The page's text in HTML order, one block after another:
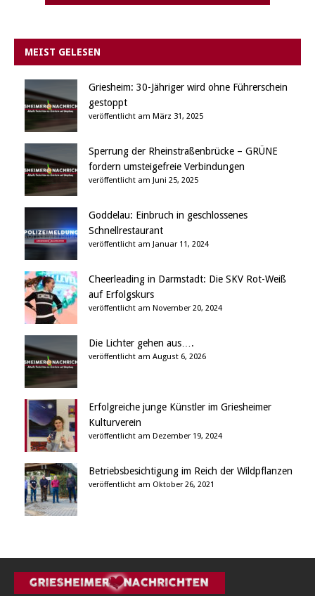
MEIST GELESEN
Griesheim: 30-Jähriger wird ohne Führerschein
gestoppt
veröffentlicht am März 31, 2025
Sperrung der Rheinstraßenbrücke – GRÜNE
fordern umsteigefreie Verbindungen
veröffentlicht am Juni 25, 2025
Goddelau: Einbruch in geschlossenes
Schnellrestaurant
veröffentlicht am Januar 11, 2024
Cheerleading in Darmstadt: Die SKV Rot-Weiß
auf Erfolgskurs
veröffentlicht am November 20, 2024
Die Lichter gehen aus….
veröffentlicht am August 6, 2026
Erfolgreiche junge Künstler im Griesheimer
Kulturverein
veröffentlicht am Dezember 19, 2024
Betriebsbesichtigung im Reich der Wildpflanzen
veröffentlicht am Oktober 26, 2021